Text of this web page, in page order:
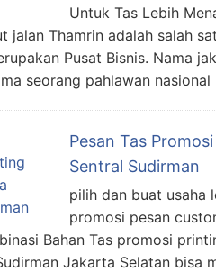
Untuk Tas Lebih
jalan Thamrin adalah salah
Pusat Bisnis. Nama
seorang pahlawan
Pesan Tas
Sentral Sudirman
pilih dan buat usaha
promosi pesan
Bahan Tas promosi
Jakarta Selatan bisa